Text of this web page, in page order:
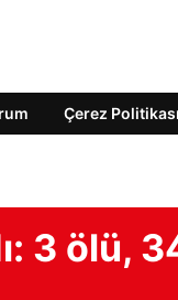
Çerez Politikası
3 ölü,